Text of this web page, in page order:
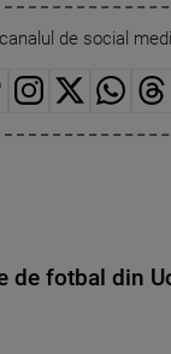
de social
de fotbal din